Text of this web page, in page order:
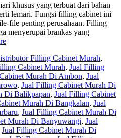
khusus yang terbuat dari bahan
lemari. Fungsi filling cabinet ini
file penting perusahaan. Filling
menyerupai brankas yang
Filling Cabinet Murah,
Cabinet Murah, Jual Filling
Murah Di Ambon, Jual
, Jual Filling Cabinet Murah Di
Di Balikpapan, Jual Filling Cabinet
Murah Di Bangkalan, Jual
, Jual Filling Cabinet Murah Di
Murah Di Banyuwangi, Jual
Jual Filling Cabinet Murah Di